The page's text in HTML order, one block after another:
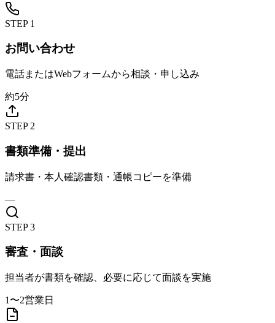
STEP 1
お問い合わせ
電話またはWebフォームから相談・申し込み
約5分
STEP 2
書類準備・提出
請求書・本人確認書類・通帳コピーを準備
—
STEP3
審査・面談
担当者が書類を確認、必要に応じて面談を実施
1〜2営業日